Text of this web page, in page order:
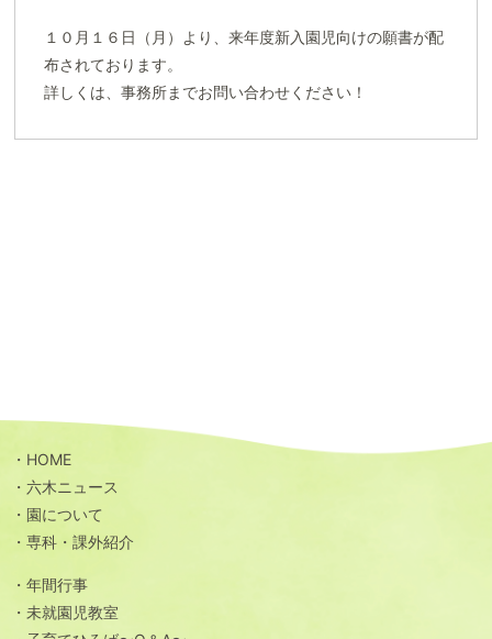
１０月１６日（月）より、来年度新入園児向けの願書が配
布されております。
詳しくは、事務所までお問い合わせください！
HOME
六木ニュース
園について
専科・課外紹介
年間行事
未就園児教室